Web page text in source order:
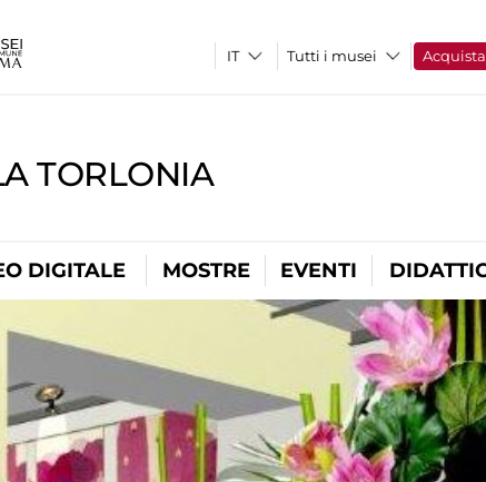
Tutti i musei Acquista
TORLONIA
DIGITALE MOSTRE EVENTI